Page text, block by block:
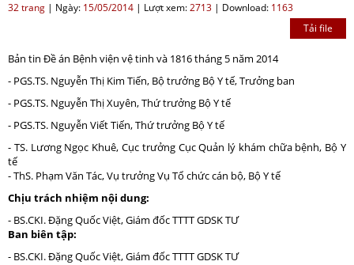
32 trang | Ngày: 15/05/2014 | Lượt xem:2713 | Download: 1163
Tải file
Bản tin Đề án Bệnh viện vệ tinh và 1816 tháng 5 năm 2014
- PGS.TS. Nguyễn Thị Kim Tiến, Bộ trưởng Bộ Y tế, Trưởng ban
- PGS.TS. Nguyễn Thị Xuyên, Thứ trưởng Bộ Y tế
- PGS.TS. Nguyễn Viết Tiến, Thứ trưởng Bộ Y tế
- TS. Lương Ngọc Khuê, Cục trưởng Cục Quản lý khám chữa bệnh, Bộ Y
tế
- ThS. Phạm Văn Tác, Vụ trưởng Vụ Tổ chức cán bộ, Bộ Y tế
Chịu trách nhiệm nội dung:
- BS.CKI. Đặng Quốc Việt, Giám đốc TTTT GDSK TƯ
Ban biên tập:
- BS.CKI. Đặng Quốc Việt, Giám đốc TTTT GDSK TƯ